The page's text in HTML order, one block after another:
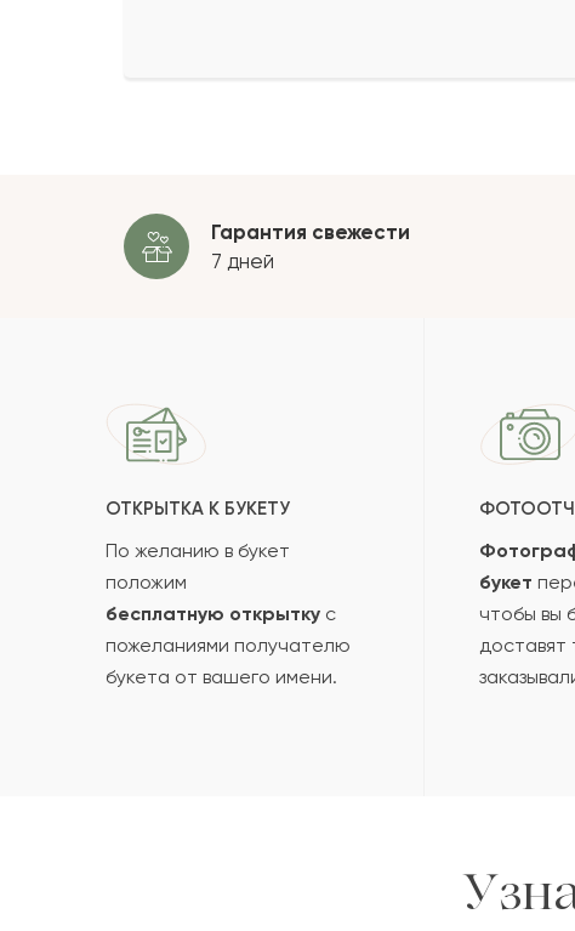
Гарантия свежести
7 дней
ОТКРЫТКА К БУКЕТУ
По желанию в букет
положим
бесплатную открытку с
пожеланиями получателю
букета от вашего имени.
букет
чтобы вы
доставят